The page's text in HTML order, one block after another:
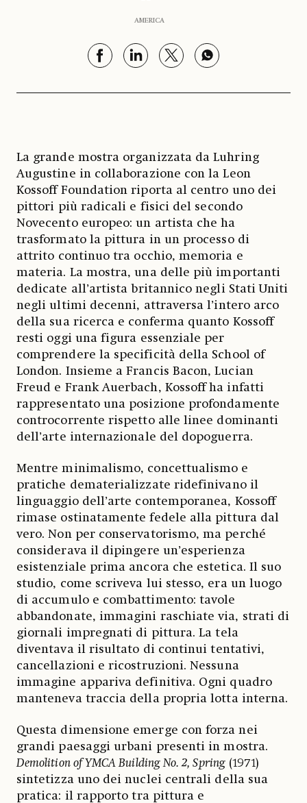
AMERICA
La grande mostra organizzata da Luhring
Augustine in collaborazione con la Leon
Kossoff Foundation riporta al centro uno dei
pittori più radicali e fisici del secondo
Novecento europeo: un artista che ha
trasformato la pittura in un processo di
attrito continuo tra occhio, memoria e
materia. La mostra, una delle più importanti
dedicate all’artista britannico negli Stati Uniti
negli ultimi decenni, attraversa l’intero arco
della sua ricerca e conferma quanto Kossoff
resti oggi una figura essenziale per
comprendere la specificità della School of
London. Insieme a Francis Bacon, Lucian
Freud e Frank Auerbach, Kossoff ha infatti
rappresentato una posizione profondamente
controcorrente rispetto alle linee dominanti
dell’arte internazionale del dopoguerra.
Mentre minimalismo, concettualismo e
pratiche dematerializzate ridefinivano il
linguaggio dell’arte contemporanea, Kossoff
rimase ostinatamente fedele alla pittura dal
vero. Non per conservatorismo, ma perché
considerava il dipingere un’esperienza
esistenziale prima ancora che estetica. Il suo
studio, come scriveva lui stesso, era un luogo
di accumulo e combattimento: tavole
abbandonate, immagini raschiate via, strati di
giornali impregnati di pittura. La tela
diventava il risultato di continui tentativi,
cancellazioni e ricostruzioni. Nessuna
immagine appariva definitiva. Ogni quadro
manteneva traccia della propria lotta interna.
Questa dimensione emerge con forza nei
grandi paesaggi urbani presenti in mostra.
Demolition of YMCA Building No. 2, Spring(1971)
sintetizza uno dei nuclei centrali della sua
pratica: il rapporto tra pittura e